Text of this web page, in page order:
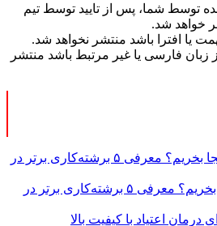
توسط شما، پس از تایید توسط تیم
خواهد شد.
یا افترا باشد منتشر نخواهد شد.
زبان فارسی یا غیر مرتبط باشد منتشر
قهوه باکیفیت از کجا بخریم؟ معرفی ۵ برشته‌کاری برتر در